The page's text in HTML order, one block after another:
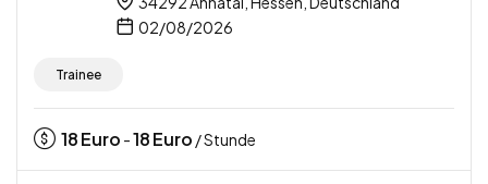
02/08/2026
Trainee
18Euro -18Euro / Stunde